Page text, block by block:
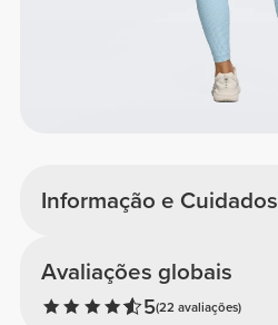
Informação e Cuidados
Avaliações globais
5(22 avaliações)